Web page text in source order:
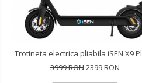
3999 RON2399 RON